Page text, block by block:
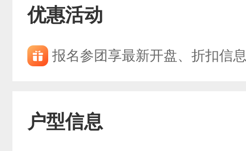
优惠活动
报名参团享最新开盘、折扣信息
户型信息